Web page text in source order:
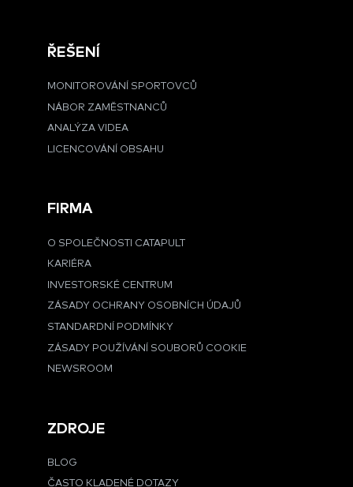
ŘEŠENÍ
MONITOROVÁNÍ SPORTOVCŮ
NÁBOR ZAMĚSTNANCŮ
ANALÝZA VIDEA
LICENCOVÁNÍ OBSAHU
FIRMA
O SPOLEČNOSTI CATAPULT
KARIÉRA
INVESTORSKÉ CENTRUM
ZÁSADY OCHRANY OSOBNÍCH ÚDAJŮ
STANDARDNÍ PODMÍNKY
ZÁSADY POUŽÍVÁNÍ SOUBORŮ COOKIE
NEWSROOM
ZDROJE
BLOG
ČASTO KLADENÉ DOTAZY